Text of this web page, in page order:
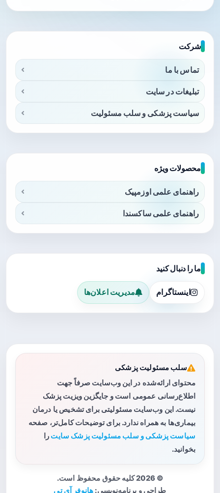
شرکت
تماس با ما
تبلیغات در سایت
سیاست پزشکی و سلب مسئولیت
محصولات ویژه
راهنمای علمی اوزمپیک
راهنمای علمی ساکسندا
ما را دنبال کنید
اینستاگرام مدیریت اعلان‌ها
سلب مسئولیت پزشکی
محتوای ارائه‌شده در این وب‌سایت صرفاً جهت
اطلاع‌رسانی عمومی است و جایگزین ویزیت پزشک
نیست. این وب‌سایت مسئولیتی برای تشخیص یا درمان
بیماری‌ها به همراه ندارد. برای توضیحات کامل‌تر، صفحه
سیاست پزشکی و سلب مسئولیت پزشک سایت را
بخوانید.
© 2026 کلیه حقوق محفوظ است.
طراحی و برنامه‌نویسی: هانوفر آی تی